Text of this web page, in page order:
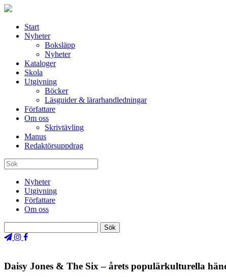
Start
Nyheter
Boksläpp
Nyheter
Kataloger
Skola
Utgivning
Böcker
Läsguider & lärarhandledningar
Författare
Om oss
Skrivtävling
Manus
Redaktörsuppdrag
Nyheter
Utgivning
Författare
Om oss
Daisy Jones & The Six – årets populärkulturella